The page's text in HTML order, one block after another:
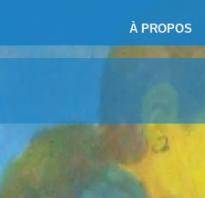
À PROPOS